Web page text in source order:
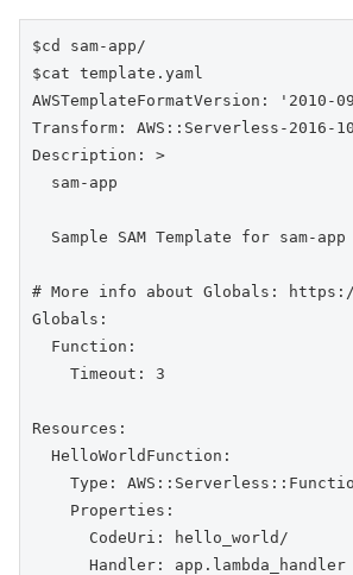
$cd sam-app/
$cat template.yaml
AWSTemplateFormatVersion: '2010-
Transform: AWS::Serverless-2016-
Description: >
  sam-app
  Sample SAM Template for sam-app
# More info about Globals:
Globals:
  Function:
    Timeout: 3
Resources:
  HelloWorldFunction:
Type:
    Properties:
      CodeUri: hello_world/
      Handler: app.lambda_handler